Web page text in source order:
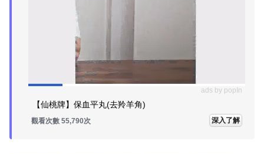
ads by popIn
【仙桃牌】保血平丸(去羚羊角)
觀看次數 55,790次 深入了解